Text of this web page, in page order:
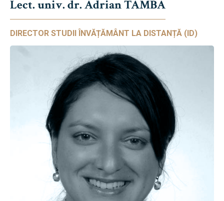
Lect. univ. dr. Adrian TAMBA
DIRECTOR STUDII ÎNVĂȚĂMÂNT LA DISTANȚĂ (ID)